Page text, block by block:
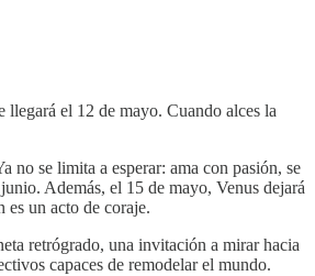
llegará el 12 de mayo. Cuando alces la
no se limita a esperar: ama con pasión, se
Además, el 15 de mayo, Venus dejará
es un acto de coraje.
retrógrado, una invitación a mirar hacia
capaces de remodelar el mundo.